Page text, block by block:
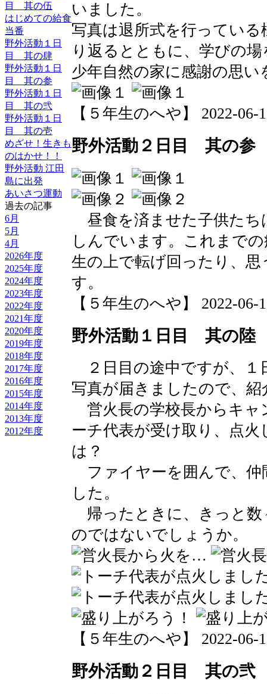
目 其の伍
はじめての給食
当番
野外活動１日
目 其の肆
野外活動１日
目 其の参
野外活動１日
目 其の弐
野外活動１日
目 其の壱
めざせ！生きも
のはかせ！！
野外活動 江田
島に出発
あいさつ運動
過去の記事
6月
5月
4月
2026年度
2025年度
2024年度
2023年度
2022年度
2021年度
2020年度
2019年度
2018年度
2017年度
2016年度
2015年度
2014年度
2013年度
2012年度
いました。
写真は退所式を行ってい
り返るとともに、学びの
少年自然の家に感謝の思い
【５年生のへや】 2022-06-
野外活動２日目 其の参
昼食を済ませた子供たち
しんでいます。これまで
生の上で転げ回ったり、
す。
【５年生のへや】 2022-06-
野外活動１日目 其の陸
２日目の途中ですが、１
写真が届きましたので、
営火長の学校長からキャ
ーチ代表が受け取り、点
は？
ファイヤーを囲んで、仲
した。
帰ったときに、きっと数
のではないでしょうか。
【５年生のへや】 2022-06-
野外活動２日目 其の弐